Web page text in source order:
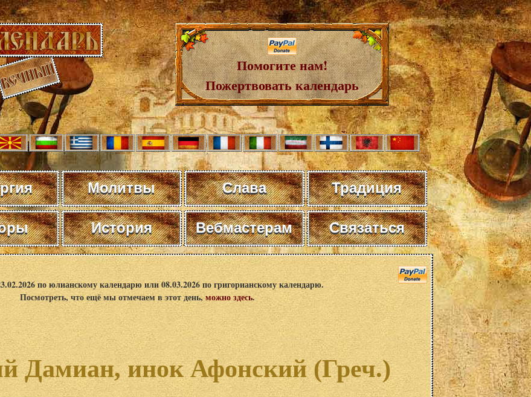
Помогите нам!
Пожертвовать календарь
Молитвы Слава Традиция
История Вебмастерам Связаться
по юлианскому календарю или 08.03.2026 по григорианскому календарю.
Посмотреть, что ещё мы отмечаем в этот день,можно здесь.
Дамиан, инок Афонский (Греч.)